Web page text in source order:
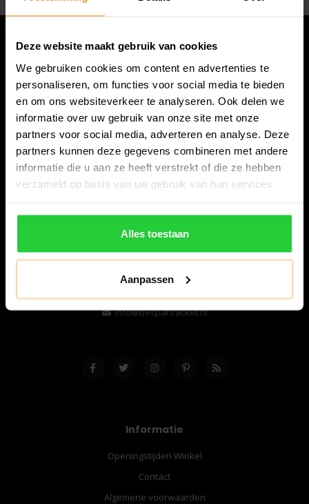
Deze website maakt gebruik van cookies
We gebruiken cookies om content en advertenties te
personaliseren, om functies voor social media te bieden
en om ons websiteverkeer te analyseren. Ook delen we
informatie over uw gebruik van onze site met onze
partners voor social media, adverteren en analyse. Deze
partners kunnen deze gegevens combineren met andere
informatie die u aan ze heeft verstrekt of die ze hebben
verzameld op basis van uw gebruik van hun services.
Alles toestaan
Aanpassen
Bespanracket.nl is dé racketspecialist van Lelystad en
omstreken.
Snijdersstraat 6
8224 AA Lelystad
Nederland
06-57276080
info@bespanracket.nl
Informatie
Openingstijden Winkel
Contact
Algemene voorwaarden